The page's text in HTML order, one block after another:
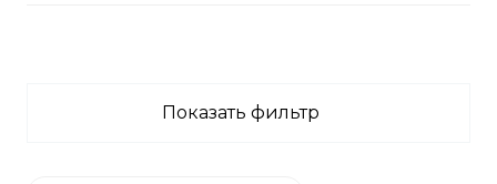
Показать фильтр